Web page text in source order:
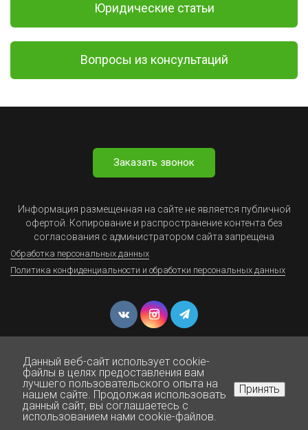
Юридические статьи
Вопросы из консультаций
Заказать звонок
Информация размещенная на сайте не является публичной
офертой. Копирование и распространение контента без
согласования с администратором сайта запрещена
Обработка персональных данных
Политика конфиденциальности и обработки персональных данных
© Юрист Онлайн - Все права защищены 1999-2025
Данный веб-сайт использует cookie-
файлы в целях предоставления вам
лучшего пользовательского опыта на
нашем сайте. Продолжая использовать
данный сайт, вы соглашаетесь с
использованием нами cookie-файлов.
Принять